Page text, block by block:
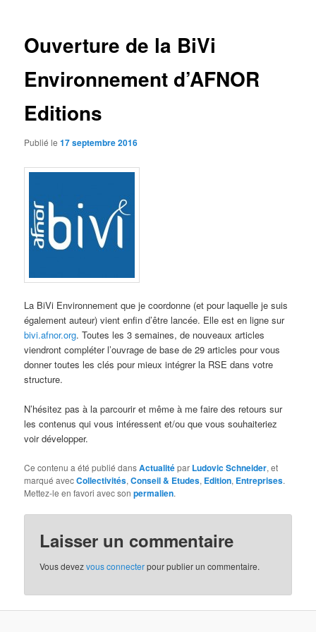
Ouverture de la BiVi
Environnement d’AFNOR
Editions
Publié le17 septembre 2016
La BiVi Environnement que je coordonne (et pour laquelle je suis
également auteur) vient enfin d’être lancée. Elle est en ligne sur
bivi.afnor.org. Toutes les 3 semaines, de nouveaux articles
viendront compléter l’ouvrage de base de 29 articles pour vous
donner toutes les clés pour mieux intégrer la RSE dans votre
structure.
N’hésitez pas à la parcourir et même à me faire des retours sur
les contenus qui vous intéressent et/ou que vous souhaiteriez
voir développer.
Ce contenu a été publié dansActualitépar Ludovic Schneider, et
marqué avecCollectivités,Conseil & Etudes, Edition, Entreprises.
Mettez-le en favori avec sonpermalien.
Laisser un commentaire
Vous devezvous connecterpour publier un commentaire.